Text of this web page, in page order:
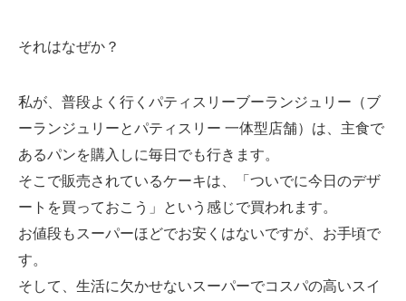
それはなぜか？
私が、普段よく行くパティスリーブーランジュリー（ブ
ーランジュリーとパティスリー 一体型店舗）は、主食で
あるパンを購入しに毎日でも行きます。
そこで販売されているケーキは、「ついでに今日のデザ
ートを買っておこう」という感じで買われます。
お値段もスーパーほどでお安くはないですが、お手頃で
す。
そして、生活に欠かせないスーパーでコスパの高いスイ